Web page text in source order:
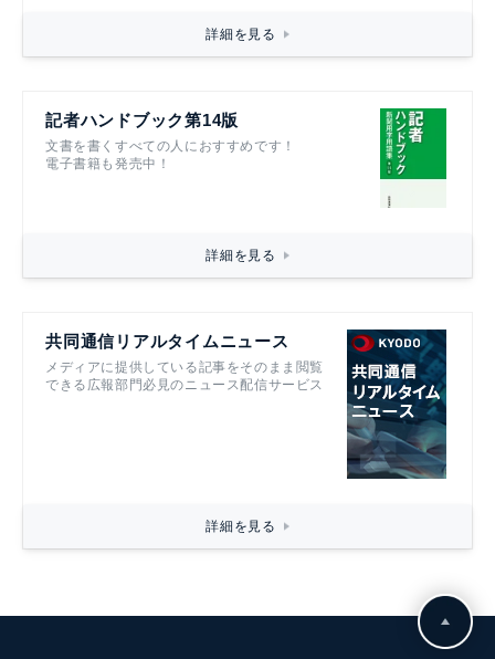
詳細を見る
記者ハンドブック第14版
文書を書くすべての人におすすめです！
電子書籍も発売中！
詳細を見る
共同通信リアルタイムニュース
メディアに提供している記事をそのまま閲覧
できる広報部門必見のニュース配信サービス
詳細を見る